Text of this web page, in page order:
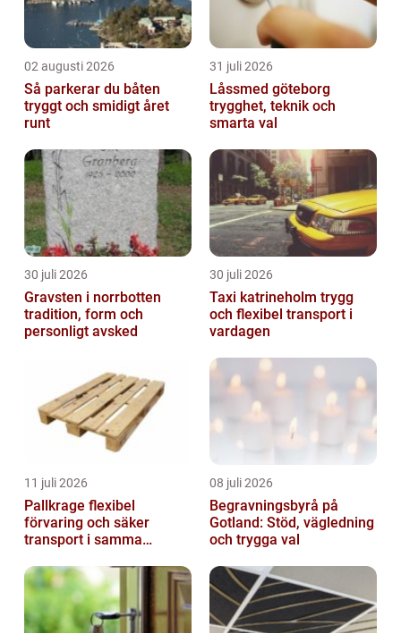
02 augusti 2026
Så parkerar du båten
tryggt och smidigt året
runt
31 juli 2026
Låssmed göteborg
trygghet, teknik och
smarta val
30 juli 2026
Gravsten i norrbotten
tradition, form och
personligt avsked
30 juli 2026
Taxi katrineholm trygg
och flexibel transport i
vardagen
11 juli 2026
Pallkrage flexibel
förvaring och säker
transport i samma
08 juli 2026
Begravningsbyrå på
Gotland: Stöd, vägledning
och trygga val